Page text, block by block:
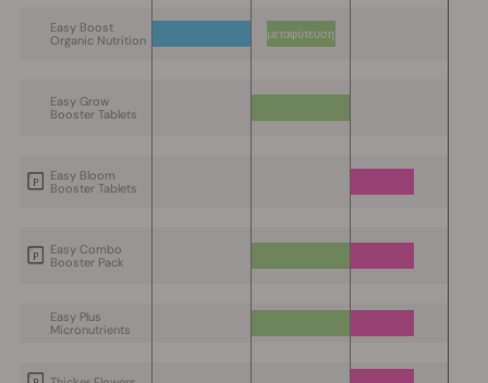
Easy Boost
Organic Nutrition
Easy Grow
Booster Tablets
Easy Bloom
Booster Tablets
Easy Combo
Booster Pack
Easy Plus
Micronutrients
μεταφύτευση